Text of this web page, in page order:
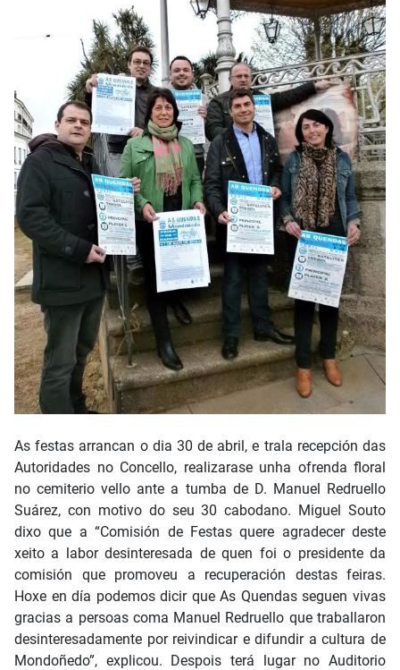
As festas arrancan o dia 30 de abril, e trala recepción das
Autoridades no Concello, realizarase unha ofrenda floral
no cemiterio vello ante a tumba de D. Manuel Redruello
Suárez, con motivo do seu 30 cabodano. Miguel Souto
dixo que a “Comisión de Festas quere agradecer deste
xeito a labor desinteresada de quen foi o presidente da
comisión que promoveu a recuperación destas feiras.
Hoxe en día podemos dicir que As Quendas seguen vivas
gracias a persoas coma Manuel Redruello que traballaron
desinteresadamente por reivindicar e difundir a cultura de
Mondoñedo”, explicou. Despois terá lugar no Auditorio